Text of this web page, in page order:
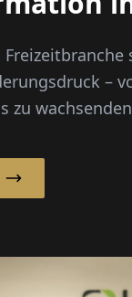
–
zu wachsenden